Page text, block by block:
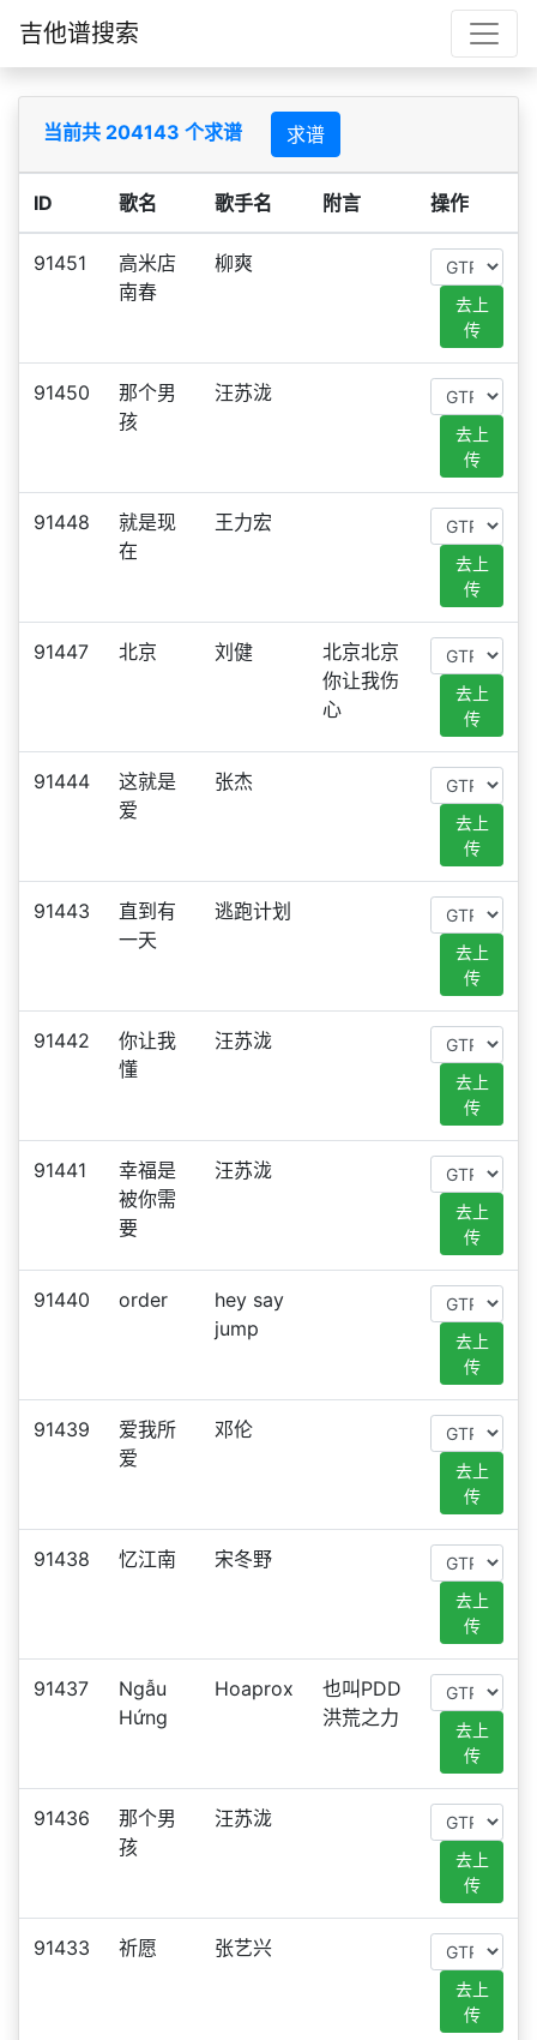
吉他谱搜索
当前共 204143 个求谱 求谱
ID 歌名 歌手名 附言 操作
91451
高米店
南春
柳爽
去上
传
91450
那个男
孩
汪苏泷
去上
传
91448
就是现
在
王力宏
去上
传
91447 北京 刘健
北京北京
你让我伤
心
去上
传
91444
这就是
爱
张杰
去上
传
91443
直到有
一天
逃跑计划
去上
传
91442
你让我
懂
汪苏泷
去上
传
91441
幸福是
被你需
要
汪苏泷
去上
传
91440 order
hey say
jump
去上
传
91439
爱我所
爱
邓伦
去上
传
91438 忆江南 宋冬野
去上
传
91437
Ngẫu
Hứng
Hoaprox
也叫PDD
洪荒之力
去上
传
91436
那个男
孩
汪苏泷
去上
传
91433 祈愿 张艺兴
去上
传